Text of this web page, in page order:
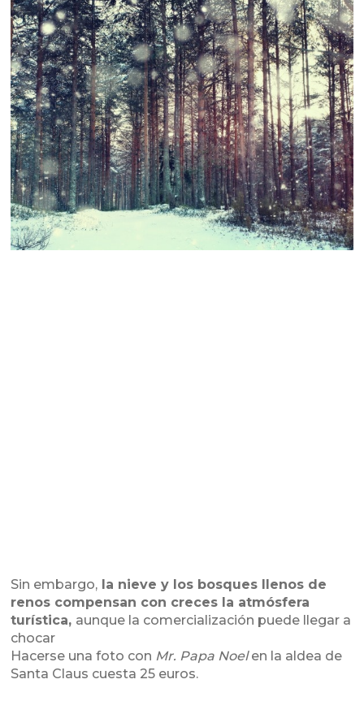
Sin embargo, la nieve y los bosques llenos de
renos compensan con creces la atmósfera
turística, aunque la comercialización puede llegar a
chocar
Hacerse una foto con Mr. Papa Noelen la aldea de
Santa Claus cuesta 25 euros.